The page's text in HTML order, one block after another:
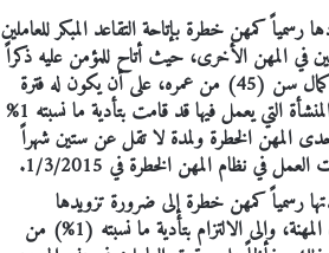
كمهن خطرة بإتاحة التقاعد المبكر للعاملين
في المهن الأخرى، حيث أتاح للمؤمن عليه ذكراً
كان أو أنثى إمكانية التقدم للحصول على راتب تقاعد مبكر إذا انتهت خدماته بعد إكمال سن (45) من عمره، على أن يكون له فترة
اشتراك لا تقل عن (180) اشتراكاً للأنثى و (216) اشتراكاً للذكر، وأن تكون المنشأة التي يعمل فيها قد قامت بتأدية ما نسبته 1%
المهن الخطرة ولمدة لا تقل عن ستين شهراً
نظام المهن الخطرة في 1/3/2015.
رسمياً كمهن خطرة إلى ضرورة تزويدها
بكشوفات أسماء هؤلاء العمال وأجورهم الخاضعة للاقتطاع وتواريخ عملهم في هذه المهنة، وإلى الالتزام بتأدية ما نسبته (1%) من